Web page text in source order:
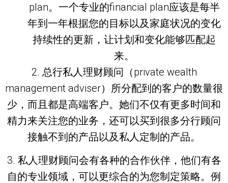
plan。一个专业的financial plan应该是每半
年到一年根据您的目标以及家庭状况的变化
持续性的更新，让计划和变化能够匹配起
来。
2. 总行私人理财顾问（private wealth
management adviser）所分配到的客户的数量很
少，而且都是高端客户。她们不仅有更多时间和
精力来关注您的业务，还可以买到很多分行顾问
接触不到的产品以及私人定制的产品。
3. 私人理财顾问会有各种的合作伙伴，他们有各
自的专业领域，可以更综合的为您制定策略。例